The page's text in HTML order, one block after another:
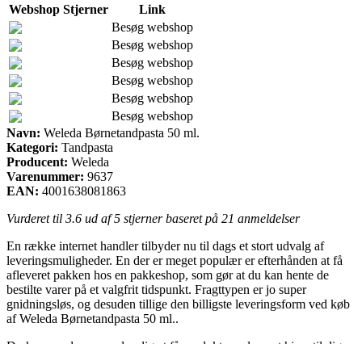
Webshop Stjerner
Link
Besøg webshop
Besøg webshop
Besøg webshop
Besøg webshop
Besøg webshop
Besøg webshop
Navn: Weleda Børnetandpasta 50 ml.
Kategori: Tandpasta
Producent: Weleda
Varenummer: 9637
EAN: 4001638081863
Vurderet til 3.6 ud af 5 stjerner baseret på 21 anmeldelser
En række internet handler tilbyder nu til dags et stort udvalg af
leveringsmuligheder. En der er meget populær er efterhånden at få
afleveret pakken hos en pakkeshop, som gør at du kan hente de
bestilte varer på et valgfrit tidspunkt. Fragttypen er jo super
gnidningsløs, og desuden tillige den billigste leveringsform ved køb
af Weleda Børnetandpasta 50 ml..